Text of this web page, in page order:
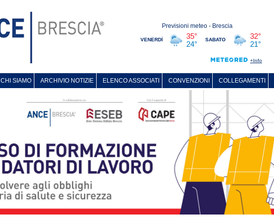
CHI SIAMO ARCHIVIO NOTIZIE ELENCO ASSOCIATI CONVENZIONI COLLEGAMENTI